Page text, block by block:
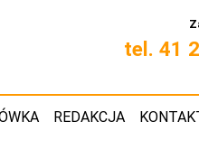
tel. 41
REDAKCJA